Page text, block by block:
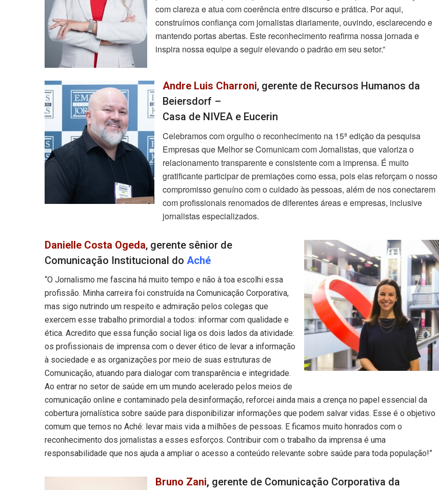
com clareza e atua com coerência entre discurso e prática. Por aqui,
construímos confiança com jornalistas diariamente, ouvindo, esclarecendo e
mantendo portas abertas. Este reconhecimento reafirma nossa jornada e
inspira nossa equipe a seguir elevando o padrão em seu setor.”
Andre Luis Charroni, gerente de Recursos Humanos da
Beiersdorf –
Casa de NIVEA e Eucerin
Celebramos com orgulho o reconhecimento na 15ª edição da pesquisa
Empresas que Melhor se Comunicam com Jornalistas, que valoriza o
relacionamento transparente e consistente com a imprensa. É muito
gratificante participar de premiações como essa, pois elas reforçam o nosso
compromisso genuíno com o cuidado às pessoas, além de nos conectarem
com profissionais renomados de diferentes áreas e empresas, inclusive
jornalistas especializados.
Danielle Costa Ogeda, gerente sênior de
Comunicação Institucional do Aché
“O Jornalismo me fascina há muito tempo e não à toa escolhi essa
profissão. Minha carreira foi construída na Comunicação Corporativa,
mas sigo nutrindo um respeito e admiração pelos colegas que
exercem esse trabalho primordial a todos: informar com qualidade e
ética. Acredito que essa função social liga os dois lados da atividade:
os profissionais de imprensa com o dever ético de levar a informação
à sociedade e as organizações por meio de suas estruturas de
Comunicação, atuando para dialogar com transparência e integridade.
Ao entrar no setor de saúde em um mundo acelerado pelos meios de
comunicação online e contaminado pela desinformação, reforcei ainda mais a crença no papel essencial da
cobertura jornalística sobre saúde para disponibilizar informações que podem salvar vidas. Esse é o objetivo
comum que temos no Aché: levar mais vida a milhões de pessoas. E ficamos muito honrados com o
reconhecimento dos jornalistas a esses esforços. Contribuir com o trabalho da imprensa é uma
responsabilidade que nos ajuda a ampliar o acesso a conteúdo relevante sobre saúde para toda população!”
Bruno Zani, gerente de Comunicação Corporativa da